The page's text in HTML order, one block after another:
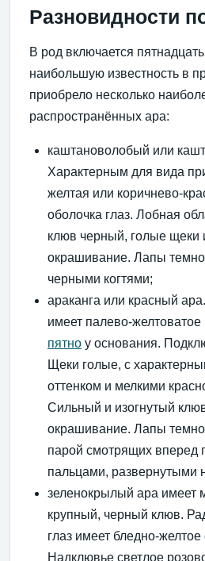
Разновидности
В род включается
наибольшую известность в
приобрело несколько
распространённых ара:
каштановолобый или
Характерным для вида
желтая или коричнево-
оболочка глаз. Лобная
клюв черный, голые щеки
окрашивание. Лапы
черными когтями;
араканга или красный
имеет палево-
пятно у основания.
Щеки голые, с
оттенком и мелкими
Сильный и изогнутый
окрашивание. Лапы
парой смотрящих вперед
пальцами, развернутыми
зеленокрылый ара имеет
крупный, черный клюв.
глаз имеет бледно-
Надклювье светлое